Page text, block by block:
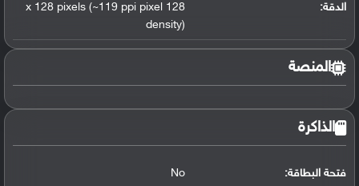
الدقة:
128 x 128 pixels (~119 ppi pixel
density)
المنصة
الذاكرة
فتحة البطاقة: No